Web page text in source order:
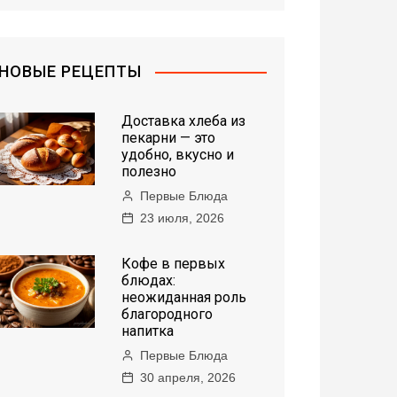
РЕЦЕПТЫ
Доставка хлеба из
пекарни — это
удобно, вкусно и
полезно
Первые Блюда
23 июля, 2026
Кофе в первых
блюдах:
неожиданная роль
благородного
напитка
Первые Блюда
30 апреля, 2026